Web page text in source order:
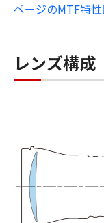
ページのMTF特
レンズ構成